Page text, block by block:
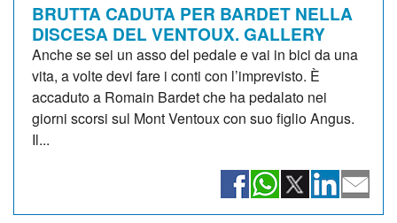
BRUTTA CADUTA PER BARDET NELLA
DISCESA DEL VENTOUX. GALLERY
Anche se sei un asso del pedale e vai in bici da una
vita, a volte devi fare i conti con l’imprevisto. È
accaduto a Romain Bardet che ha pedalato nei
giorni scorsi sul Mont Ventoux con suo figlio Angus.
Il...